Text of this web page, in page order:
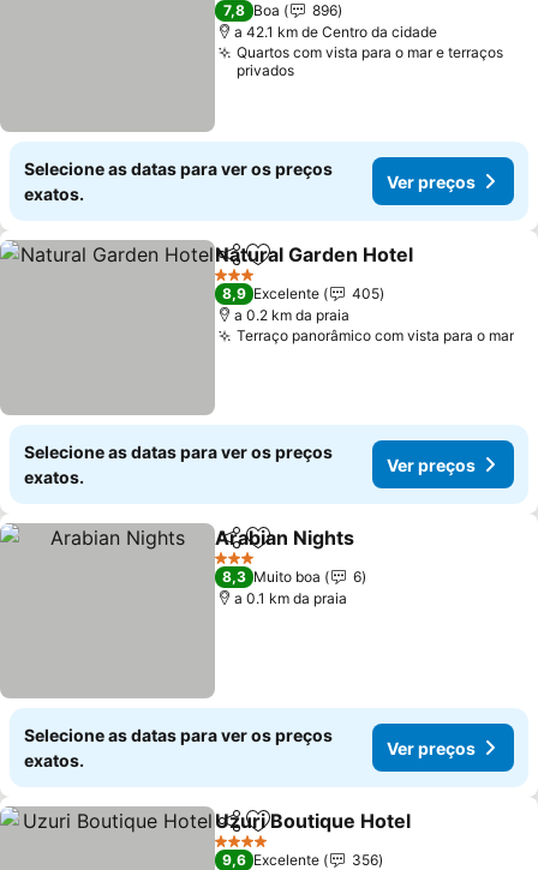
7,8 Boa
896
a 42.1 km de Centro da cidade
Quartos com vista para o mar e terraços
privados
Selecione as datas para ver os preços
exatos.
Ver preços
PartilharAdicionar aos favoritos
Natural Garden Hotel
3 Estrelas
8,9 Excelente
405
a 0.2 km da praia
Terraço panorâmico com vista para o mar
Selecione as datas para ver os preços
exatos.
Ver preços
PartilharAdicionar aos favoritos
Arabian Nights
3 Estrelas
8,3 Muito boa
6
a 0.1 km da praia
Selecione as datas para ver os preços
exatos.
Ver preços
PartilharAdicionar aos favoritos
Uzuri Boutique Hotel
4 Estrelas
9,6 Excelente
356